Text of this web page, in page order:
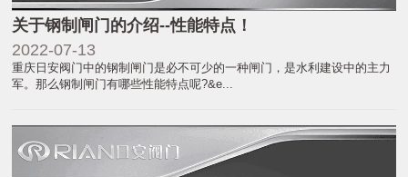
关于钢制闸门的介绍--性能特点！
2022-07-13
重庆日安阀门中的钢制闸门是必不可少的一种闸门，是水利建设中的主力
军。那么钢制闸门有哪些性能特点呢?&e...